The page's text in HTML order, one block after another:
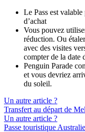
Le Pass est
d’achat
Vous pouvez
réduction. Ou
avec des visites
compter de la date
Penguin Parade
et vous devriez
du soleil.
Un autre article ?
Transfert au départ de
Un autre article ?
Passe touristique Australie